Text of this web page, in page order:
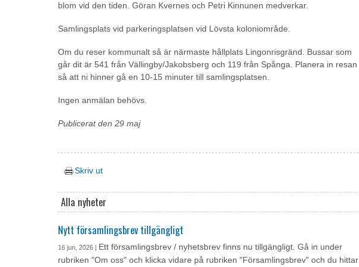
blom vid den tiden. Göran Kvernes och Petri Kinnunen medverkar.
Samlingsplats vid parkeringsplatsen vid Lövsta koloniområde.
Om du reser kommunalt så är närmaste hållplats Lingonrisgränd. Bussar som
går dit är 541 från Vällingby/Jakobsberg och 119 från Spånga. Planera in resan
så att ni hinner gå en 10-15 minuter till samlingsplatsen.
Ingen anmälan behövs.
Publicerat den 29 maj
Skriv ut
Alla nyheter
Nytt församlingsbrev tillgängligt
16 jun, 2026 | Ett församlingsbrev / nyhetsbrev finns nu tillgängligt. Gå in under
rubriken "Om oss" och klicka vidare på rubriken "Församlingsbrev" och du hittar